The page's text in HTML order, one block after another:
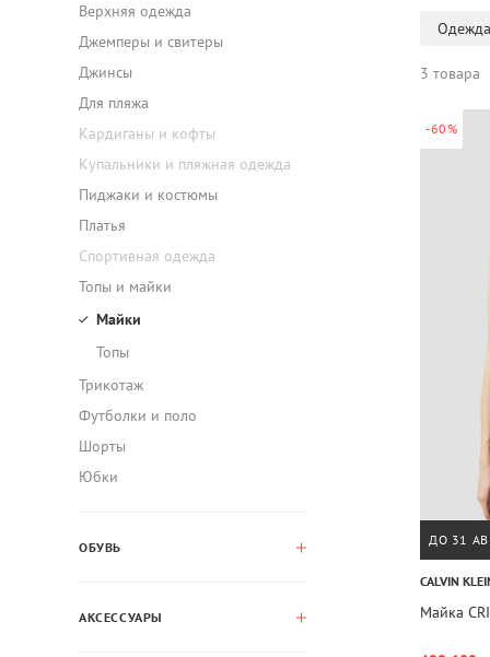
Верхняя одежда
Джемперы и свитеры
Джинсы
Для пляжа
Кардиганы и кофты
Купальники и пляжная одежда
Пиджаки и костюмы
Платья
Спортивная одежда
Топы и майки
Майки
Топы
Трикотаж
Футболки и поло
Шорты
Юбки
ОБУВЬ
АКСЕССУАРЫ
Одежда
3 товара
-60%
ДО 31
CALVIN
Майка